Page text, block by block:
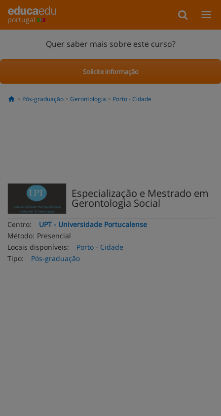
portugal
Quer saber mais sobre este curso?
Solicite informação
Pós-graduação Gerontologia Porto - Cidade
Especialização e Mestrado em
Gerontologia Social
Centro:
UPT - Universidade Portucalense
Método: Presencial
Locais disponíveis:
Porto - Cidade
Tipo:
Pós-graduação